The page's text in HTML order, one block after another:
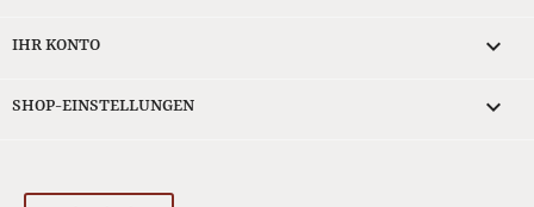
IHR KONTO 
SHOP-EINSTELLUNGEN keyboard_arrow_down